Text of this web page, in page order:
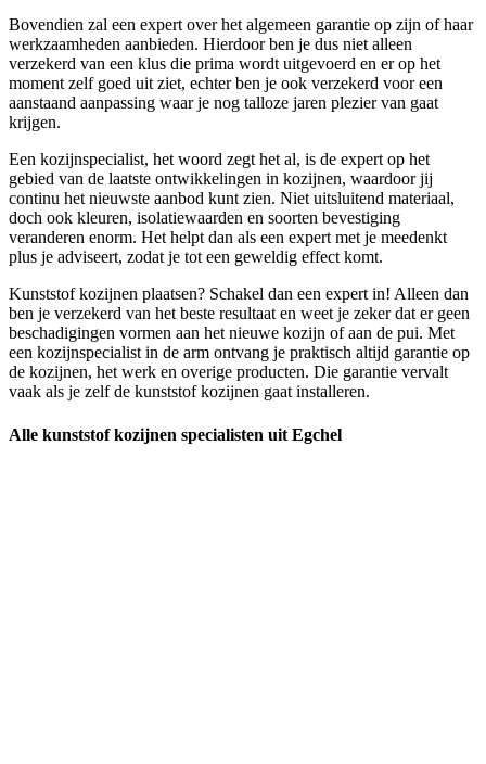
Bovendien zal een expert over het algemeen garantie op zijn of haar
werkzaamheden aanbieden. Hierdoor ben je dus niet alleen
verzekerd van een klus die prima wordt uitgevoerd en er op het
moment zelf goed uit ziet, echter ben je ook verzekerd voor een
aanstaand aanpassing waar je nog talloze jaren plezier van gaat
krijgen.
Een kozijnspecialist, het woord zegt het al, is de expert op het
gebied van de laatste ontwikkelingen in kozijnen, waardoor jij
continu het nieuwste aanbod kunt zien. Niet uitsluitend materiaal,
doch ook kleuren, isolatiewaarden en soorten bevestiging
veranderen enorm. Het helpt dan als een expert met je meedenkt
plus je adviseert, zodat je tot een geweldig effect komt.
Kunststof kozijnen plaatsen? Schakel dan een expert in! Alleen dan
ben je verzekerd van het beste resultaat en weet je zeker dat er geen
beschadigingen vormen aan het nieuwe kozijn of aan de pui. Met
een kozijnspecialist in de arm ontvang je praktisch altijd garantie op
de kozijnen, het werk en overige producten. Die garantie vervalt
vaak als je zelf de kunststof kozijnen gaat installeren.
Alle kunststof kozijnen specialisten uit Egchel